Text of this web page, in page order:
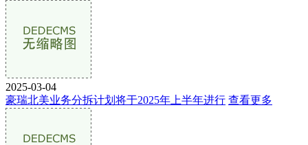
2025-03-04
豪瑞北美业务分拆计划将于2025年上半年进行 查看更多